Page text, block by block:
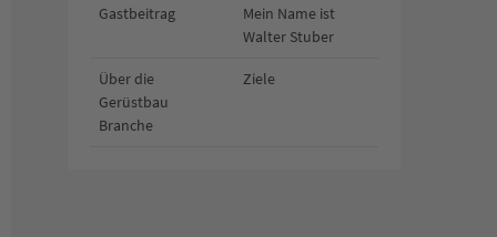
Gastbeitrag
Mein Name ist
Walter Stuber
Über die
Gerüstbau
Branche
Ziele